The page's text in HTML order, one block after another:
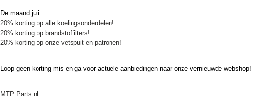
Moer hydromotor Muratori MT11
Geschikt voor:
De maand juli
20% korting op alle koelingsonderdelen!
20% korting op brandstoffilters!
20% korting op onze vetspuit en patronen!
Loop geen korting mis en ga voor actuele aanbiedingen naar onze vernieuwde webshop!
MTP Parts.nl